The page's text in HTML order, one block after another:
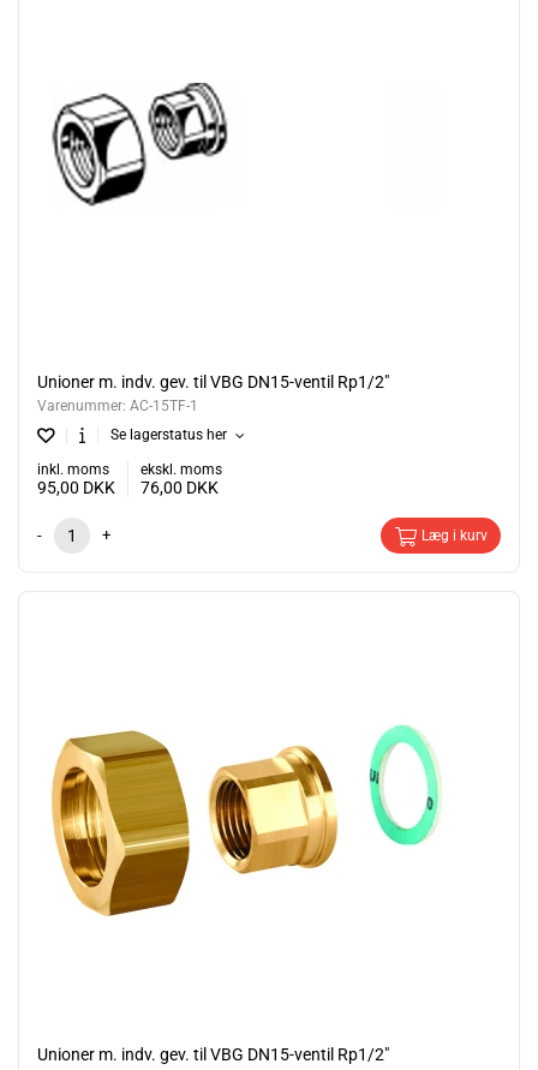
Unioner m. indv. gev. til VBG DN15-ventil Rp1/2"
Varenummer: AC-15TF-1
Se lagerstatus her
inkl. moms
95,00 DKK
ekskl. moms
76,00 DKK
- + Læg i kurv
Unioner m. indv. gev. til VBG DN15-ventil Rp1/2"